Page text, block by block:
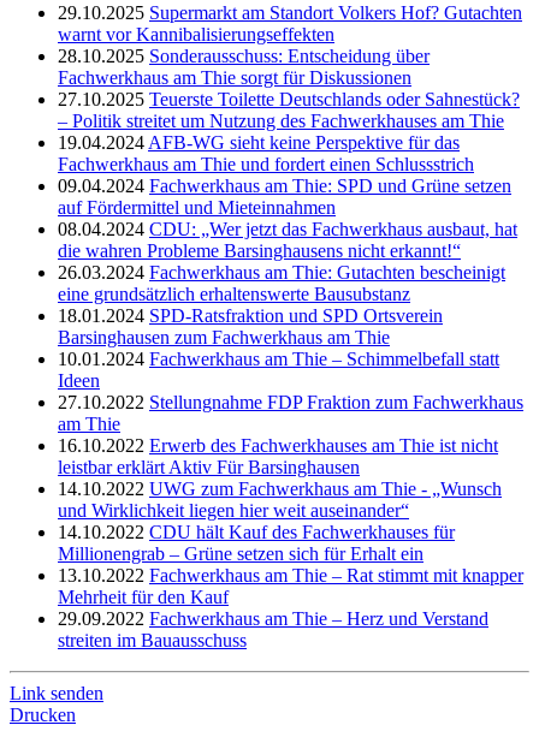
29.10.2025 Supermarkt am Standort Volkers Hof? Gutachten
warnt vor Kannibalisierungseffekten
28.10.2025 Sonderausschuss: Entscheidung über
Fachwerkhaus am Thie sorgt für Diskussionen
27.10.2025 Teuerste Toilette Deutschlands oder Sahnestück?
– Politik streitet um Nutzung des Fachwerkhauses am Thie
19.04.2024 AFB-WG sieht keine Perspektive für das
Fachwerkhaus am Thie und fordert einen Schlussstrich
09.04.2024 Fachwerkhaus am Thie: SPD und Grüne setzen
auf Fördermittel und Mieteinnahmen
08.04.2024 CDU: „Wer jetzt das Fachwerkhaus ausbaut, hat
die wahren Probleme Barsinghausens nicht erkannt!“
26.03.2024 Fachwerkhaus am Thie: Gutachten bescheinigt
eine grundsätzlich erhaltenswerte Bausubstanz
18.01.2024 SPD-Ratsfraktion und SPD Ortsverein
Barsinghausen zum Fachwerkhaus am Thie
10.01.2024 Fachwerkhaus am Thie – Schimmelbefall statt
Ideen
27.10.2022 Stellungnahme FDP Fraktion zum Fachwerkhaus
am Thie
16.10.2022 Erwerb des Fachwerkhauses am Thie ist nicht
leistbar erklärt Aktiv Für Barsinghausen
14.10.2022 UWG zum Fachwerkhaus am Thie - „Wunsch
und Wirklichkeit liegen hier weit auseinander“
14.10.2022 CDU hält Kauf des Fachwerkhauses für
Millionengrab – Grüne setzen sich für Erhalt ein
13.10.2022 Fachwerkhaus am Thie – Rat stimmt mit knapper
Mehrheit für den Kauf
29.09.2022 Fachwerkhaus am Thie – Herz und Verstand
streiten im Bauausschuss
Link senden
Drucken